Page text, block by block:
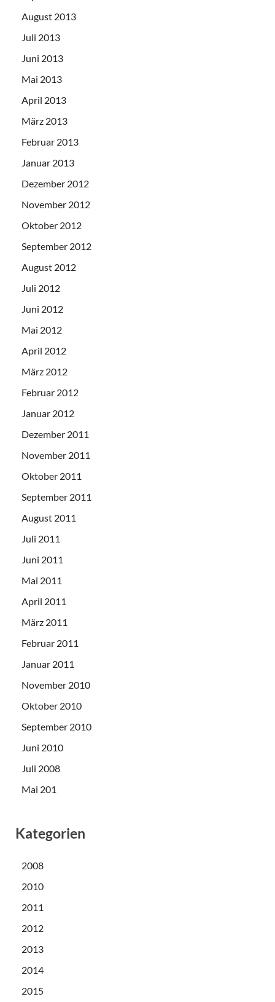
August 2013
Juli 2013
Juni 2013
Mai 2013
April 2013
März 2013
Februar 2013
Januar 2013
Dezember 2012
November 2012
Oktober 2012
September 2012
August 2012
Juli 2012
Juni 2012
Mai 2012
April 2012
März 2012
Februar 2012
Januar 2012
Dezember 2011
November 2011
Oktober 2011
September 2011
August 2011
Juli 2011
Juni 2011
Mai 2011
April 2011
März 2011
Februar 2011
Januar 2011
November 2010
Oktober 2010
September 2010
Juni 2010
Juli 2008
Mai 201
Kategorien
2008
2010
2011
2012
2013
2014
2015